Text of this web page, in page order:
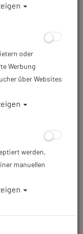
oder
Werbung
über Websites
werden,
manuellen